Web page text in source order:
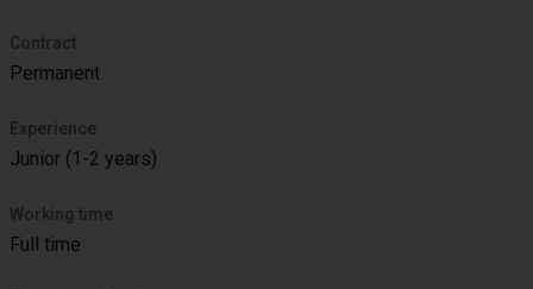
Contract
Permanent
Experience
Junior (1-2 years)
Working time
Full time